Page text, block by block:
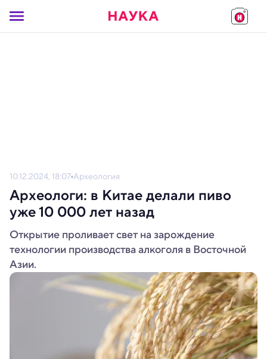
10.12.2024, 18:07 Археология
Археологи: в Китае делали пиво
уже 10 000 лет назад
Открытие проливает свет на зарождение
технологии производства алкоголя в Восточной
Азии.